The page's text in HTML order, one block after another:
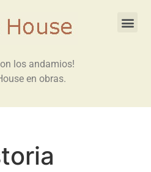
los andamios!
en obras.